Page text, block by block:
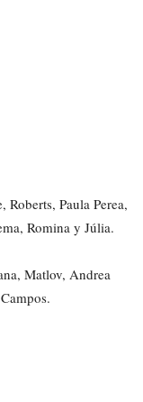
Paula Perea,
Romina y Júlia.
Matlov, Andrea